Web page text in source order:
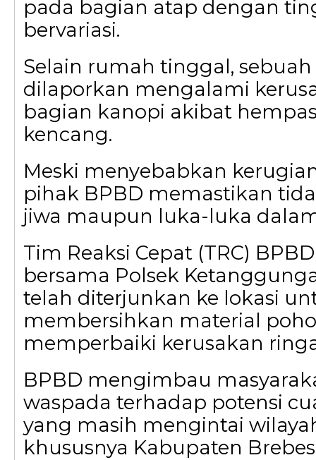
pada bagian atap dengan
bervariasi.
Selain rumah tinggal,
dilaporkan mengalami
bagian kanopi akibat
kencang.
Meski menyebabkan
pihak BPBD memastikan
jiwa maupun luka-luka
Tim Reaksi Cepat (TRC)
bersama Polsek
telah diterjunkan ke lokasi
membersihkan material
memperbaiki kerusakan
BPBD mengimbau
waspada terhadap potensi
yang masih mengintai
khususnya Kabupaten